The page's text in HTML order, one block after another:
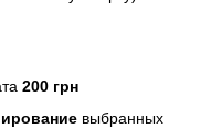
200 грн
выбранных